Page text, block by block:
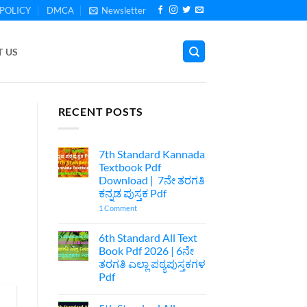
DMCA Newsletter
US
RECENT POSTS
7th Standard Kannada
Textbook Pdf
Download | 7ನೇ ತರಗತಿ
ಕನ್ನಡ ಪುಸ್ತಕ Pdf
1 Commenton
Kannada
Textbook
Pdf
Download
|
ಪುಸ್ತಕ
6th Standard All Text
Book Pdf 2026 | 6ನೇ
ತರಗತಿ ಎಲ್ಲಾ ಪಠ್ಯಪುಸ್ತಕಗಳ
Pdf